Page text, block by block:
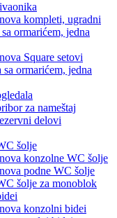
kompleti, ugradni
ormarićem, jedna
Square setovi
ormarićem, jedna
za nameštaj
delovi
šolje
konzolne WC šolje
podne WC šolje
šolje za monoblok
konzolni bidei